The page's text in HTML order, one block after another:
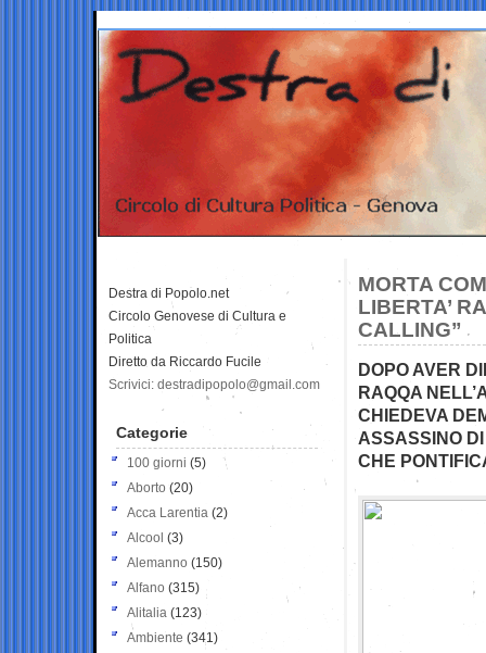
MORTA
LIBERTA’
CALLING”
DOPO AVER
RAQQA
CHIEDEVA
ASSASSINO
CHE
Destra di Popolo.net
Circolo Genovese di Cultura e
Politica
Diretto da Riccardo Fucile
Scrivici: destradipopolo@gmail.com
Categorie
100 giorni (5)
Aborto (20)
Acca Larentia (2)
Alcool (3)
Alemanno (150)
Alfano (315)
Alitalia (123)
Ambiente (341)